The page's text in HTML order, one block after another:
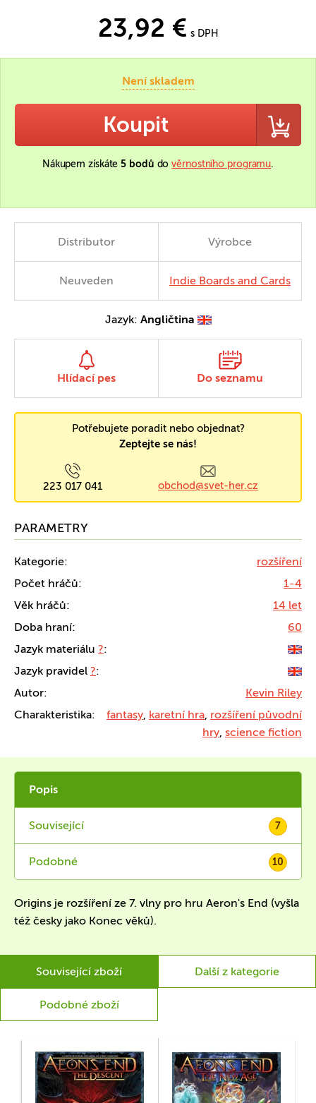
23,92 € s DPH
Není skladem
Koupit
Nákupem získáte5 bodů dověrnostního programu.
Distributor Výrobce
Neuveden Indie Boards and Cards
Jazyk: Angličtina
Hlídací pes Do seznamu
Potřebujete poradit nebo objednat?
Zeptejte se nás!
223 017 041 obchod@svet-her.cz
PARAMETRY
Kategorie:
rozšíření
Počet hráčů:
1-4
Věk hráčů:
14 let
Doba hraní:
60
Jazyk materiálu ?:
Jazyk pravidel ?:
Autor:
Kevin Riley
Charakteristika:
fantasy, karetní hra, rozšíření původní
hry, science fiction
Popis
Související 7
Podobné 10
Origins je rozšíření ze 7. vlny pro hru Aeron's End (vyšla
též česky jako Konec věků).
Související zboží Další z kategorie
Podobné zboží